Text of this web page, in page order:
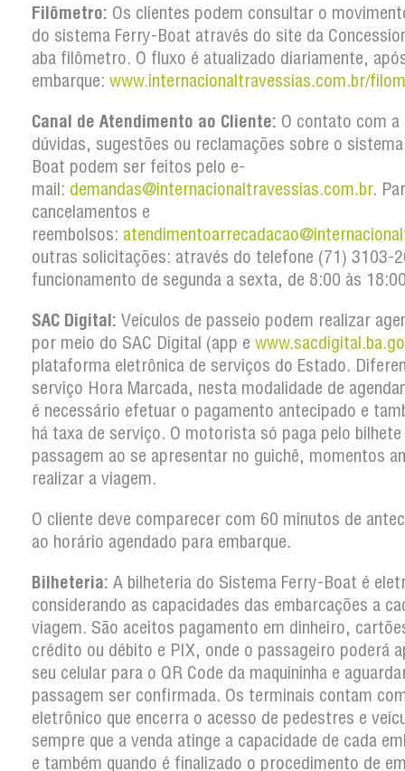
Filômetro: Os clientes podem consultar o
do sistema Ferry-Boat através do site da
aba filômetro. O fluxo é atualizado diariamente,
embarque: www.internacionaltravessias.com.br/
Canal de Atendimento ao Cliente: O contato com a
dúvidas, sugestões ou reclamações sobre o
Boat podem ser feitos pelo e-
mail: demandas@internacionaltravessias.com.br.
cancelamentos e
reembolsos:
outras solicitações: através do telefone (71) 3103-
funcionamento de segunda a sexta, de 8:00 às
SAC Digital: Veículos de passeio podem realizar
por meio do SAC Digital (app e
plataforma eletrônica de serviços do Estado.
serviço Hora Marcada, nesta modalidade de
é necessário efetuar o pagamento antecipado e
há taxa de serviço. O motorista só paga pelo bilhete
passagem ao se apresentar no guichê, momentos
realizar a viagem.
O cliente deve comparecer com 60 minutos de
ao horário agendado para embarque.
Bilheteria: A bilheteria do Sistema Ferry-Boat é
considerando as capacidades das embarcações a
viagem. São aceitos pagamento em dinheiro,
crédito ou débito e PIX, onde o passageiro poderá
seu celular para o QR Code da maquininha e
passagem ser confirmada. Os terminais contam
eletrônico que encerra o acesso de pedestres e
sempre que a venda atinge a capacidade de cada
e também quando é finalizado o procedimento de